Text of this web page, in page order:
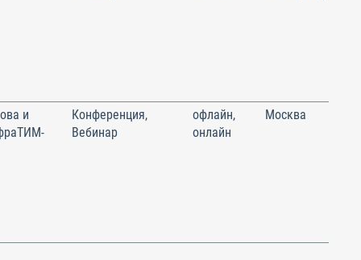
и
Конференция,
Вебинар
офлайн,
онлайн
Москва